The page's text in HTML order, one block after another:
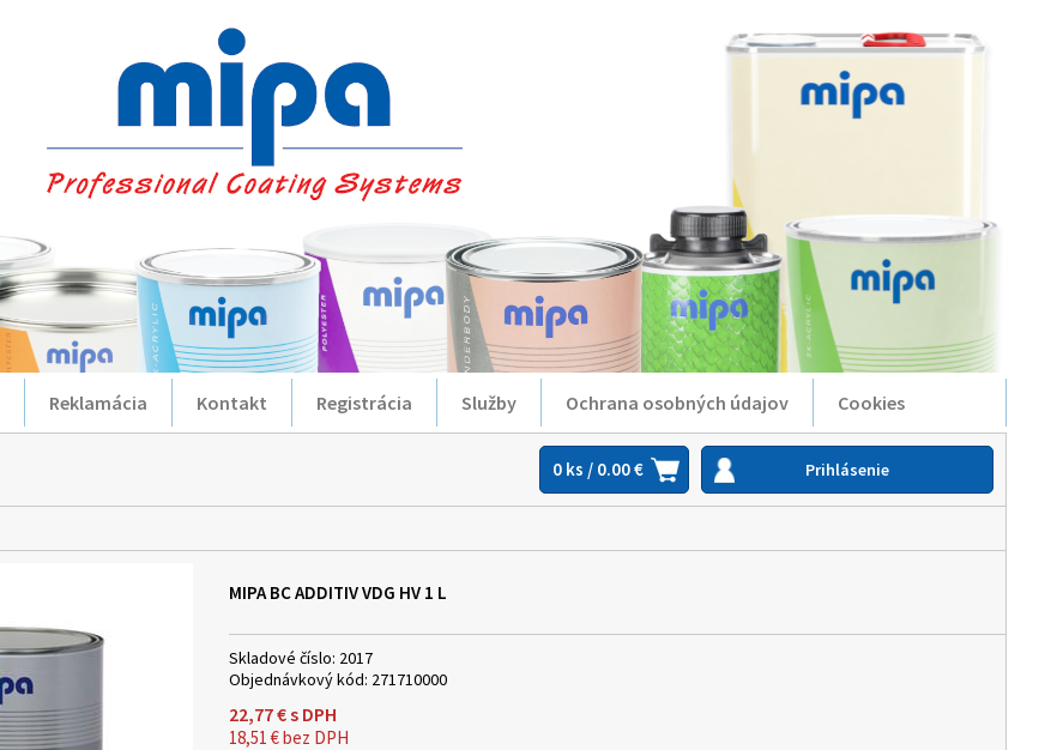
Reklamácia Kontakt Registrácia Služby Ochrana osobných údajov Cookies
0 ks / 0.00 € Prihlásenie
MIPA BC ADDITIV VDG HV 1 L
Skladové číslo: 2017
Objednávkový kód: 271710000
22,77€s DPH
18,51 €bez DPH